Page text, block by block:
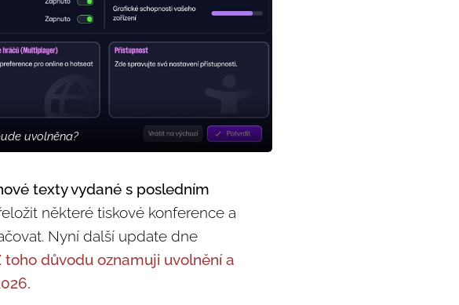
uvolněna?
texty vydané s posledním
některé tiskové konference a
Nyní další update dne
toho důvodu oznamuji uvolnění a